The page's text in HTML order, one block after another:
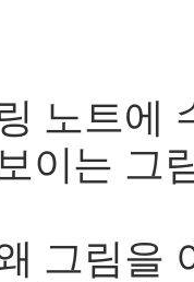
노트
이는 그
그림을